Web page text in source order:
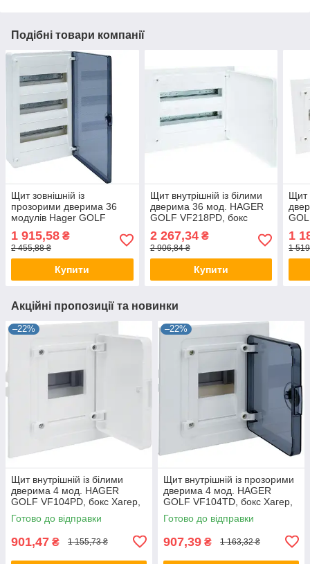
Подібні товари компанії
Щит зовнішній із
прозорими дверима 36
модулів Hager GOLF
шафа розподільна для
автоматів
1 915,58 ₴
2 455,88 ₴
Купити
Щит внутрішній із білими
дверима 36 мод. HAGER
GOLF VF218РD, бокс
для автоматів
2 267,34₴
2 906,84 ₴
Купити
Щит
для
1
1
Акційні пропозиції та новинки
–22%
Щит внутрішній із білими
дверима 4 мод. HAGER
GOLF VF104PD, бокс Хагер,
шафа розподільна для
автоматів
Готово до відправки
901,47 ₴ 1 155,73 ₴
–22%
Щит внутрішній із прозорими
дверима 4 мод. HAGER
GOLF VF104TD, бокс Хагер,
шафа розподільна для
автоматів
Готово до відправки
907,39 ₴ 1 163,32 ₴